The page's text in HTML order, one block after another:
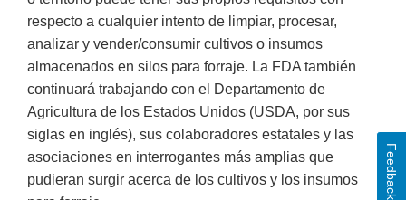
respecto a cualquier intento de limpiar, procesar,
analizar y vender/consumir cultivos o insumos
almacenados en silos para forraje. La FDA también
continuará trabajando con el Departamento de
Agricultura de los Estados Unidos (USDA, por sus
siglas en inglés), sus colaboradores estatales y las
asociaciones en interrogantes más amplias que
pudieran surgir acerca de los cultivos y los insumos
Feedback